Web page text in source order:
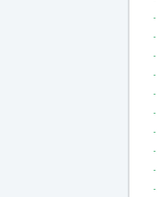
-
-
-
-
-
-
-
-
-
-